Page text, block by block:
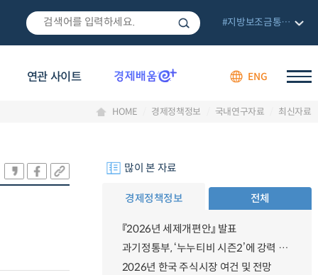
연관 사이트 ENG
#지방보조금통합관리망
HOME 경제정책정보 국내연구자료 최신자료
많이 본 자료
경제정책정보 전체
『2026년 세제개편안』 발표
과기정통부, ‘누누티비 시즌2’에 강력 대응 의지 밝혀
2026년 한국 주식시장 여건 및 전망